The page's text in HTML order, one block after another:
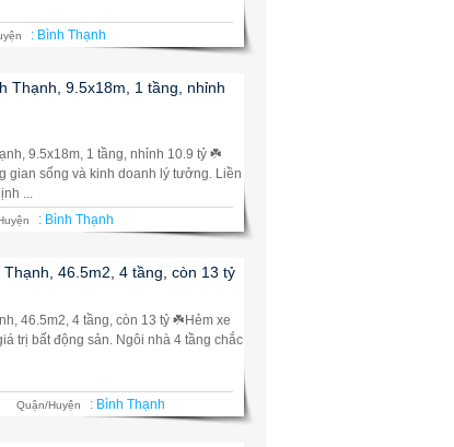
: Bình Thạnh
Thạnh, 9.5x18m, 1 tầng, nhỉnh
9.5x18m, 1 tầng, nhỉnh 10.9 tỷ ☘️
gian sống và kinh doanh lý tưởng. Liền
...
: Bình Thạnh
46.5m2, 4 tầng, còn 13 tỷ
46.5m2, 4 tầng, còn 13 tỷ ☘️Hẻm xe
trị bất động sản. Ngôi nhà 4 tầng chắc
Quận/Huyện : Bình Thạnh